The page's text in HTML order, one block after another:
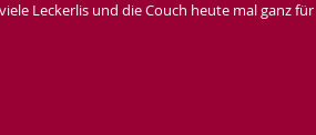
Leckerlis und die Couch heute mal ganz